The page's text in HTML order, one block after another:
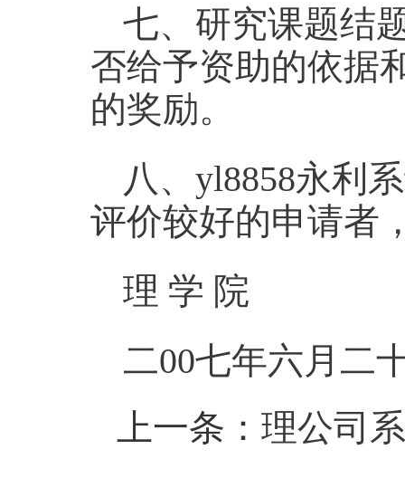
七、研究课题结
否给予资助的依据
的奖励。
八、yl8858永利
评价较好的申请者
理 学 院
二00七年六月二
上一条： 理公司